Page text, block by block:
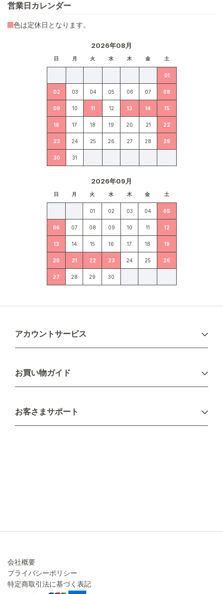
営業日カレンダー
2026年08月
日 月 火 水 木 金 土
01
02 03 04 05 06 07 08
09 10 11 12 13 14 15
16 17 18 19 20 21 22
23 24 25 26 27 28 29
30 31
2026年09月
日 月 火 水 木 金 土
01 02 03 04 05
06 07 08 09 10 11 12
13 14 15 16 17 18 19
20 21 22 23 24 25 26
27 28 29 30
色は定休日となります。
アカウントサービス
新規会員登録
お買い物ガイド
配送について
不良品・返品について
お客さまサポート
会社概要
プライバシーポリシー
特定商取引法に基づく表記